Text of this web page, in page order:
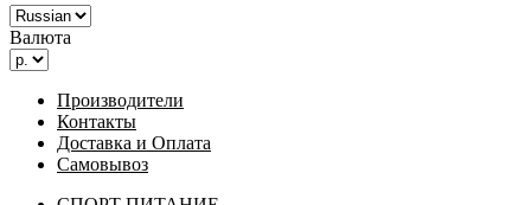
Валюта
Производители
Контакты
Доставка и Оплата
Самовывоз